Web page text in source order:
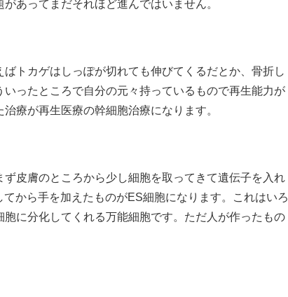
あってまだそれほど進んではいません。
トカゲはしっぽが切れても伸びてくるだとか、骨折し
ったところで自分の元々持っているもので再生能力が
療が再生医療の幹細胞治療になります。
皮膚のところから少し細胞を取ってきて遺伝子を入れ
から手を加えたものがES細胞になります。これはいろ
に分化してくれる万能細胞です。ただ人が作ったもの